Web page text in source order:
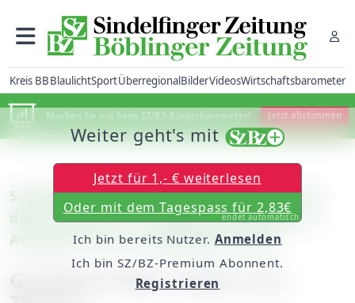
Kreis BBBlaulichtSportÜberregionalBilderVideosWirtschaftsbarometer
Machen Sie mit beim SZ/BZ-Bürgerbarometer! Jetzt abstimmen
Sindelfingen: Die Zwirnerei Ahr feierte in
dieser Woche ihr 100-jähriges Bestehen /
Anfänge in der Lützelwiesenstraße
Garbenstrickle, Fäden und
Weiter geht's mit
Jetzt für 1,- € weiterlesen
Oder mit dem Tagespass für 2,83€
endet automatisch
Ich bin bereits Nutzer. Anmelden
Ich bin SZ/BZ-Premium Abonnent.
Registrieren